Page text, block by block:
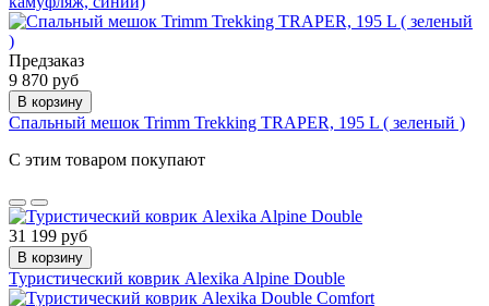
Предзаказ
9 870 руб
В корзину
Спальный мешок Trimm Trekking TRAPER, 195 L ( зеленый )
С этим товаром покупают
31 199 руб
В корзину
Туристический коврик Alexika Alpine Double